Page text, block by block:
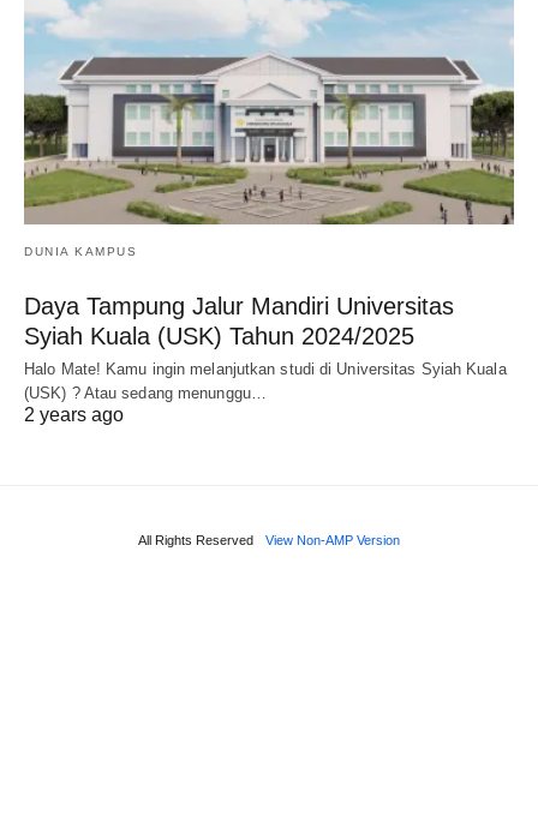
DUNIA KAMPUS
Daya Tampung Jalur Mandiri Universitas
Syiah Kuala (USK) Tahun 2024/2025
Halo Mate! Kamu ingin melanjutkan studi di Universitas Syiah Kuala
(USK) ? Atau sedang menunggu…
2 years ago
All Rights Reserved View Non-AMP Version